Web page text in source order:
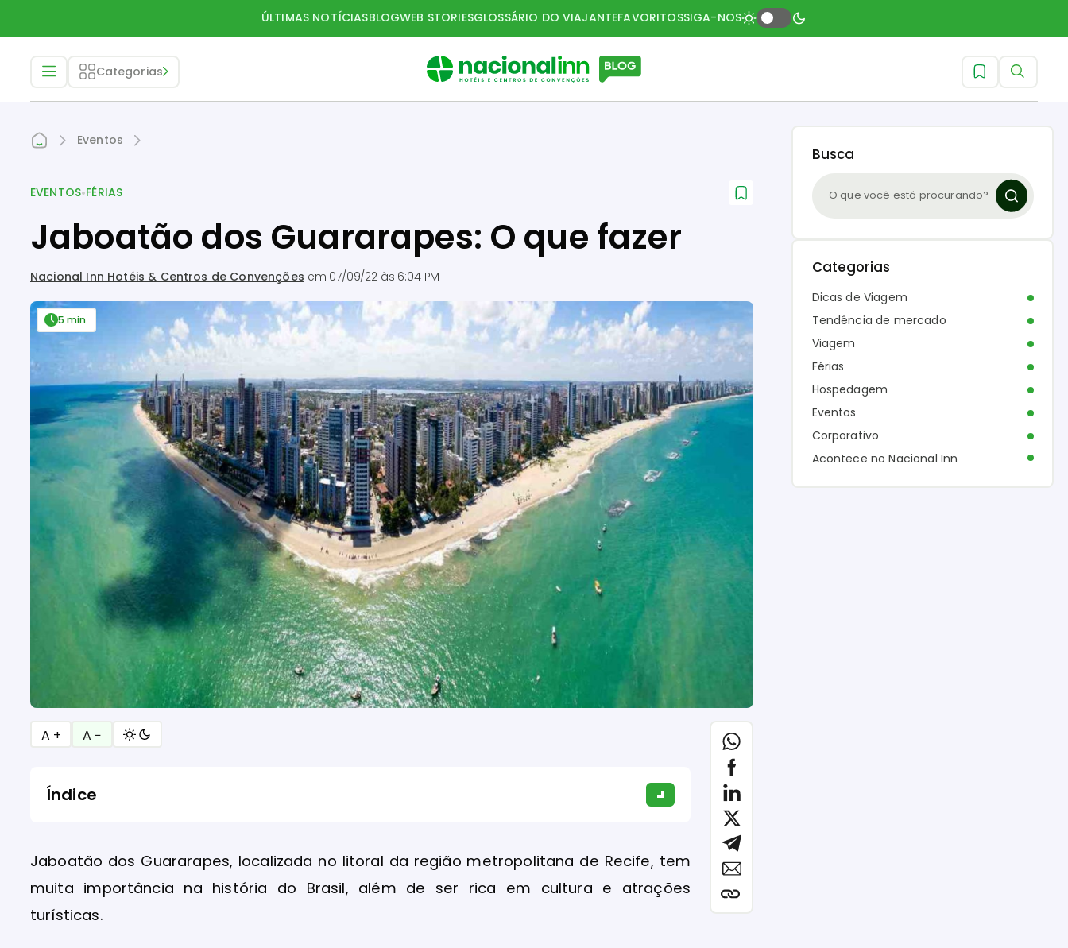
ÚLTIMAS NOTÍCIASBLOGWEB STORIESGLOSSÁRIO DO VIAJANTEFAVORITOSSIGA-NOS
Categorias
Eventos
EVENTOS•FÉRIAS
Jaboatão dos Guararapes: O que fazer
Nacional Inn Hotéis & Centros de Convenções em 07/09/22 às 6:04 PM
5 min.
A + A −
Índice
Jaboatão dos Guararapes, localizada no litoral da região metropolitana de Recife, tem
muita importância na história do Brasil, além de ser rica em cultura e atrações
turísticas.
Busca
Categorias
Dicas de Viagem
Tendência de mercado
Viagem
Férias
Hospedagem
Eventos
Corporativo
Acontece no Nacional Inn